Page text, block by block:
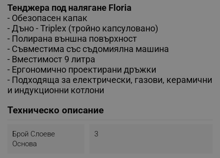
Тенджера под налягане Floria
- Обезопасен капак
-Дъно - Triplex (тройно капсуловано)
- Полирана външна повърхност
- Съвместима със съдомиялна машина
- Вместимост 9 литра
- Ергономично проектирани дръжки
- Подходяща за електрически, газови, керамични
и индукционни котлони
Техническо описание
Брой Слоеве
Основа
3